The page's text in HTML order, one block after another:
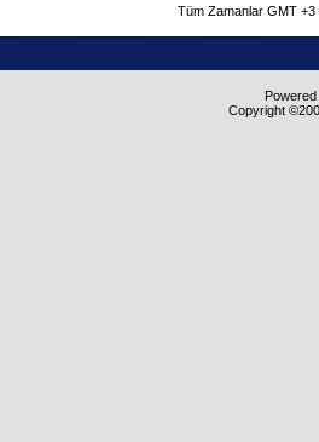
Tüm Zamanlar GMT
Copyright